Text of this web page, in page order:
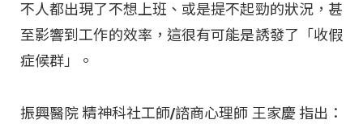
不人都出現了不想上班、或是提不起勁的狀況，甚
至影響到工作的效率，這很有可能是誘發了「收假
症候群」。
振興醫院 精神科社工師/諮商心理師 王家慶 指出：